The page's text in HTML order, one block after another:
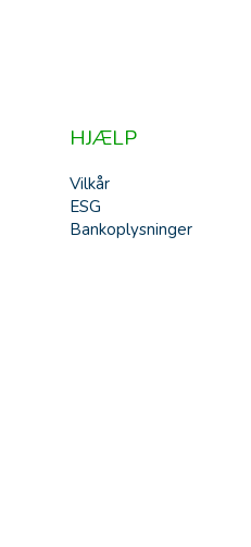
Vilkår
ESG
Bankoplysninger
HJÆLP